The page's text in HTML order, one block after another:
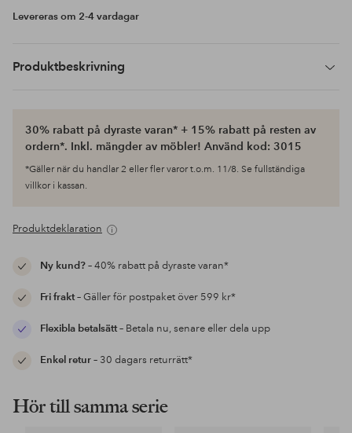
Levereras om 2-4 vardagar
Produktbeskrivning
30% rabatt på dyraste varan* + 15% rabatt på resten av
ordern*. Inkl. mängder av möbler! Använd kod: 3015
*Gäller när du handlar 2 eller fler varor t.o.m. 11/8. Se fullständiga
villkor i kassan.
Produktdeklaration
Ny kund?– 40% rabatt på dyraste varan*
Fri frakt– Gäller för postpaket över 599 kr*
Flexibla betalsätt– Betala nu, senare eller dela upp
Enkel retur– 30 dagars returrätt*
Hör till samma serie